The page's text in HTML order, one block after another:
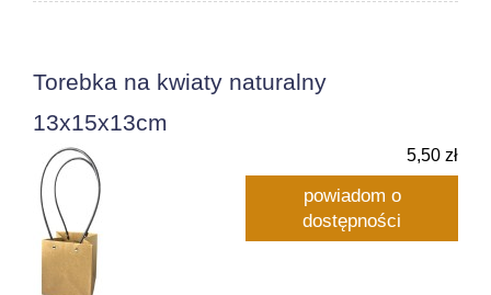
Torebka na kwiaty naturalny
13x15x13cm
5,50 zł
powiadom o
dostępności